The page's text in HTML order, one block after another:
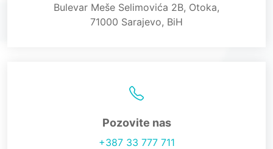
Bulevar Meše Selimovića 2B, Otoka,
71000 Sarajevo, BiH
Pozovite nas
+387 33 777 711